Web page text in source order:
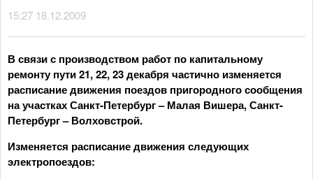
15:27 18.12.2009
В связи с производством работ по капитальному
ремонту пути 21, 22, 23 декабря частично изменяется
расписание движения поездов пригородного сообщения
на участках Санкт-Петербург – Малая Вишера, Санкт-
Петербург – Волховстрой.
Изменяется расписание движения следующих
электропоездов: